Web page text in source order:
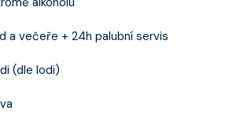
a večeře + 24h palubní servis
(dle lodi)